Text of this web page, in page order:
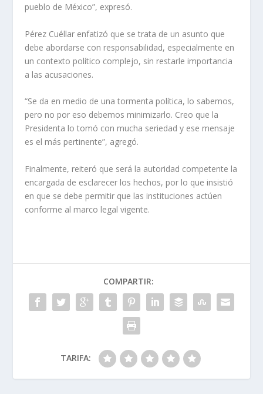
pueblo de México”, expresó.
Pérez Cuéllar enfatizó que se trata de un asunto que
debe abordarse con responsabilidad, especialmente en
un contexto político complejo, sin restarle importancia
a las acusaciones.
“Se da en medio de una tormenta política, lo sabemos,
pero no por eso debemos minimizarlo. Creo que la
Presidenta lo tomó con mucha seriedad y ese mensaje
es el más pertinente”, agregó.
Finalmente, reiteró que será la autoridad competente la
encargada de esclarecer los hechos, por lo que insistió
en que se debe permitir que las instituciones actúen
conforme al marco legal vigente.
COMPARTIR:
TARIFA: